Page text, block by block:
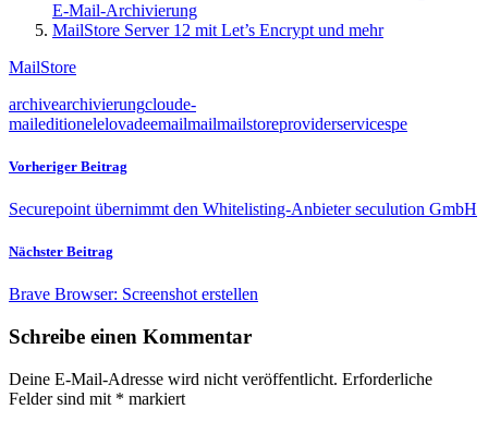
E-Mail-Archivierung
MailStore Server 12 mit Let’s Encrypt und mehr
MailStore
archivearchivierungcloude-
maileditionelelovadeemailmailmailstoreproviderservicespe
Vorheriger Beitrag
Securepoint übernimmt den Whitelisting-Anbieter seculution GmbH
Nächster Beitrag
Brave Browser: Screenshot erstellen
Schreibe einen Kommentar
Deine E-Mail-Adresse wird nicht veröffentlicht. Erforderliche
Felder sind mit * markiert